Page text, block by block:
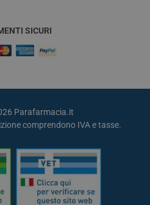
SICURI
Parafarmacia.it
comprendono IVA e tasse.